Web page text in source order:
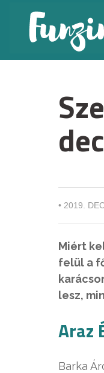
• 2019.
Miért
felül a
lesz,
Araz
Barka